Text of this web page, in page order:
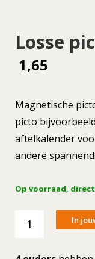
Losse
1,65
Magnetische
picto
aftelkalender
andere
Op voorraad,
picto
In